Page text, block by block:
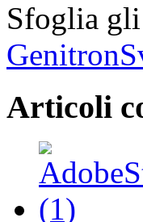
Sfoglia
Articoli